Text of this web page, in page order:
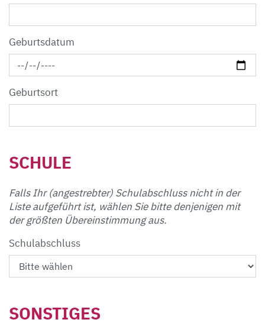
Geburtsdatum
Geburtsort
SCHULE
Falls Ihr (angestrebter) Schulabschluss nicht in der
Liste aufgeführt ist, wählen Sie bitte denjenigen mit
der größten Übereinstimmung aus.
Schulabschluss
SONSTIGES